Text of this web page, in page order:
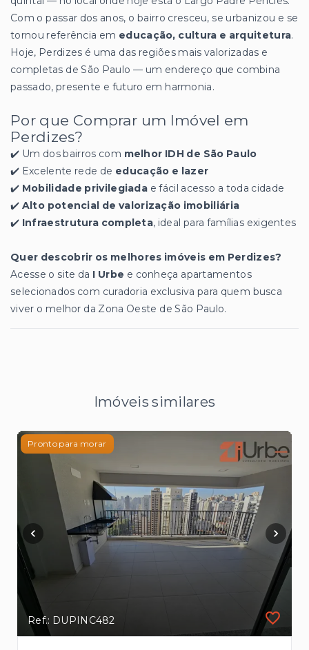
Com o passar dos anos, o bairro cresceu, se urbanizou e se
tornou referência em educação, cultura e arquitetura.
Hoje, Perdizes é uma das regiões mais valorizadas e
completas de São Paulo — um endereço que combina
passado, presente e futuro em harmonia.
Por que Comprar um Imóvel em
Perdizes?
✔️ Um dos bairros com melhor IDH de São Paulo
✔️ Excelente rede de educação e lazer
✔️ Mobilidade privilegiada e fácil acesso a toda cidade
✔️ Alto potencial de valorização imobiliária
✔️ Infraestrutura completa, ideal para famílias exigentes
Quer descobrir os melhores imóveis em Perdizes?
Acesse o site da I Urbe e conheça apartamentos
selecionados com curadoria exclusiva para quem busca
viver o melhor da Zona Oeste de São Paulo.
Imóveis similares
Pronto para morar
Ref.: DUPINC482